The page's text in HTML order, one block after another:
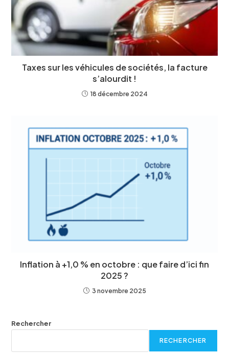
Taxes sur les véhicules de sociétés, la facture
s’alourdit !
18 décembre 2024
Inflation à +1,0 % en octobre : que faire d’ici fin
2025 ?
3 novembre 2025
Rechercher
RECHERCHER